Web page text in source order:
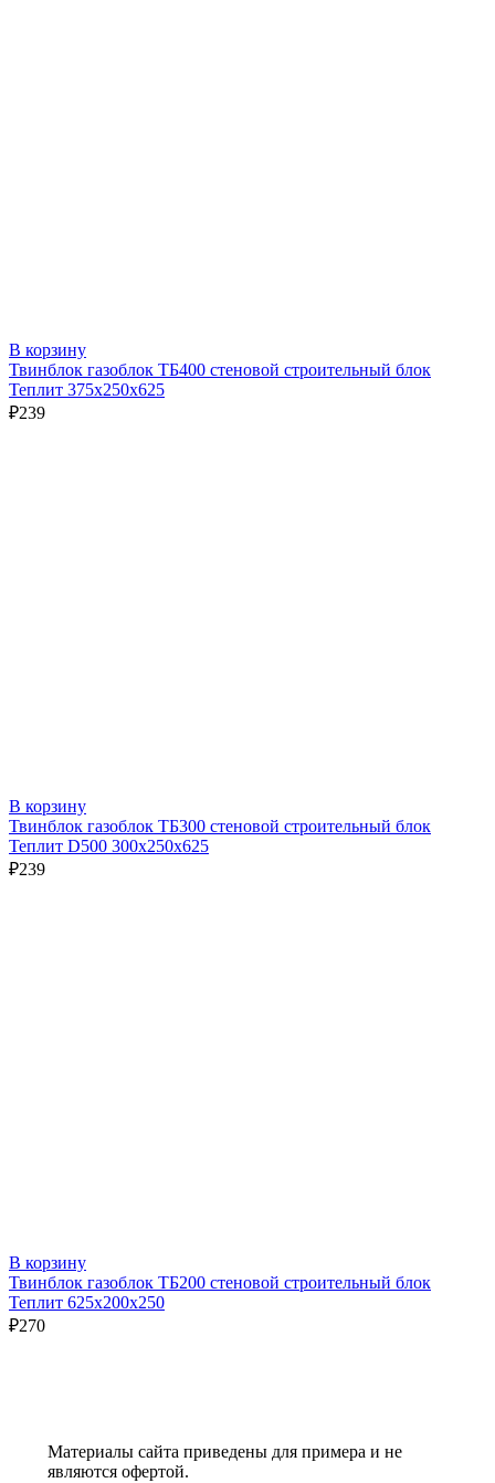
В корзину
Твинблок газоблок ТБ400 стеновой строительный блок
Теплит 375х250х625
₽239
В корзину
Твинблок газоблок ТБ300 стеновой строительный блок
Теплит D500 300х250х625
₽239
В корзину
Твинблок газоблок ТБ200 стеновой строительный блок
Теплит 625х200х250
₽270
Материалы сайта приведены для примера и не
являются офертой.